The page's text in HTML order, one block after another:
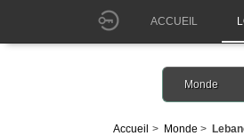
ACCUEIL
Monde
Accueil Monde